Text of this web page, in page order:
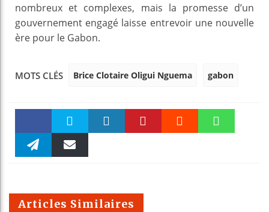
nombreux et complexes, mais la promesse d’un
gouvernement engagé laisse entrevoir une nouvelle
ère pour le Gabon.
MOTS CLÉS Brice Clotaire Oligui Nguema gabon
Faceboo Twitter
m
Articles Similaires